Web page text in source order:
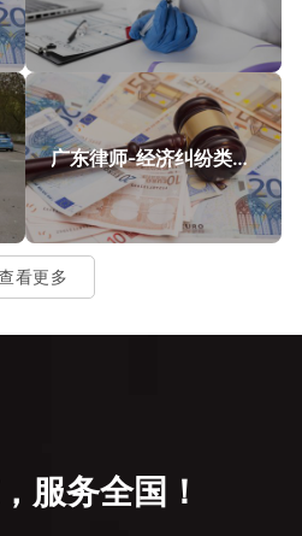
广东律师-经济纠纷类案件案例
看更多
服务全国！